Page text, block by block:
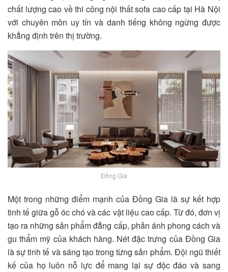
chất lượng cao về thi công nội thất sofa cao cấp tại Hà Nội
với chuyên môn uy tín và danh tiếng không ngừng được
khẳng định trên thị trường.
Đồng Gia
Một trong những điểm mạnh của Đồng Gia là sự kết hợp
tinh tế giữa gỗ óc chó và các vật liệu cao cấp. Từ đó, đơn vị
tạo ra những sản phẩm đẳng cấp, phản ánh phong cách và
gu thẩm mỹ của khách hàng. Nét đặc trưng của Đồng Gia
là sự tinh tế và sáng tạo trong từng sản phẩm. Đội ngũ thiết
kế của họ luôn nỗ lực để mang lại sự độc đáo và sang